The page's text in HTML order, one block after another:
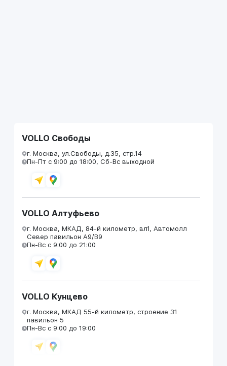
VOLLO Свободы
г. Москва, ул.Свободы, д.35, стр.14
Пн-Пт с 9:00 до 18:00, Сб-Вс выходной
VOLLO Алтуфьево
г. Москва, МКАД, 84-й километр, вл1, Автомолл
Север павильон А9/В9
Пн-Вс с 9:00 до 21:00
VOLLO Кунцево
г. Москва, МКАД 55-й километр, строение 31
павильон 5
Пн-Вс с 9:00 до 19:00